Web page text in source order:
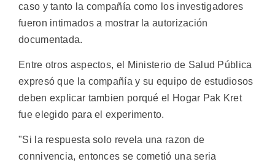
caso y tanto la compañía como los investigadores
fueron intimados a mostrar la autorización
documentada.
Entre otros aspectos, el Ministerio de Salud Pública
expresó que la compañía y su equipo de estudiosos
deben explicar tambien porqué el Hogar Pak Kret
fue elegido para el experimento.
"Si la respuesta solo revela una razon de
connivencia, entonces se cometió una seria